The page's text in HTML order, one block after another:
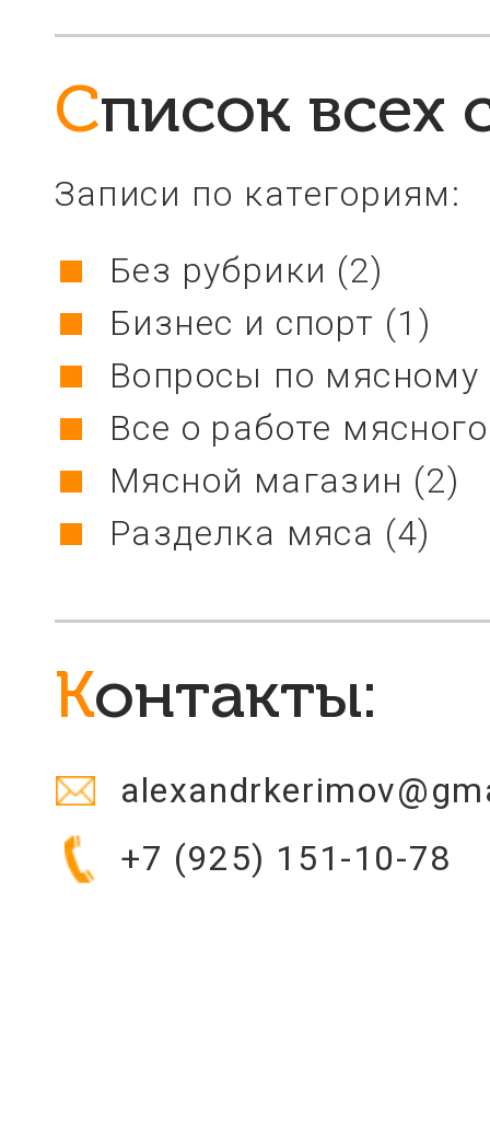
Список всех
Записи по категориям:
Без рубрики (2)
Бизнес и спорт (1)
Вопросы по мясному
Все о работе
Мясной магазин (2)
Разделка мяса (4)
Контакты:
+7 (925) 151-10-78